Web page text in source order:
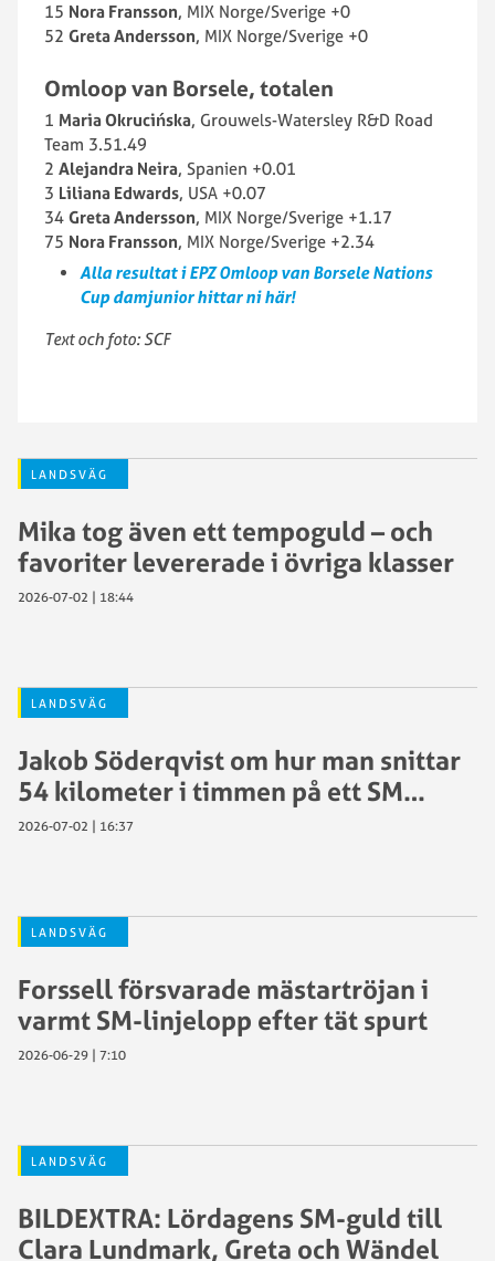
15 Nora Fransson, MIX Norge/Sverige +0
52 Greta Andersson, MIX Norge/Sverige +0
Omloop van Borsele, totalen
1 Maria Okrucińska, Grouwels-Watersley R&D Road
Team 3.51.49
2 Alejandra Neira, Spanien +0.01
3 Liliana Edwards, USA +0.07
34 Greta Andersson, MIX Norge/Sverige +1.17
75 Nora Fransson, MIX Norge/Sverige +2.34
Alla resultat i EPZ Omloop van Borsele Nations
Cup damjunior hittar ni här!
Text och foto: SCF
LANDSVÄG
Mika tog även ett tempoguld – och
favoriter levererade i övriga klasser
2026-07-02 | 18:44
LANDSVÄG
Jakob Söderqvist om hur man snittar
54 kilometer i timmen på ett SM…
2026-07-02 | 16:37
LANDSVÄG
Forssell försvarade mästartröjan i
varmt SM-linjelopp efter tät spurt
2026-06-29 | 7:10
LANDSVÄG
BILDEXTRA: Lördagens SM-guld till
Clara Lundmark, Greta och Wändel